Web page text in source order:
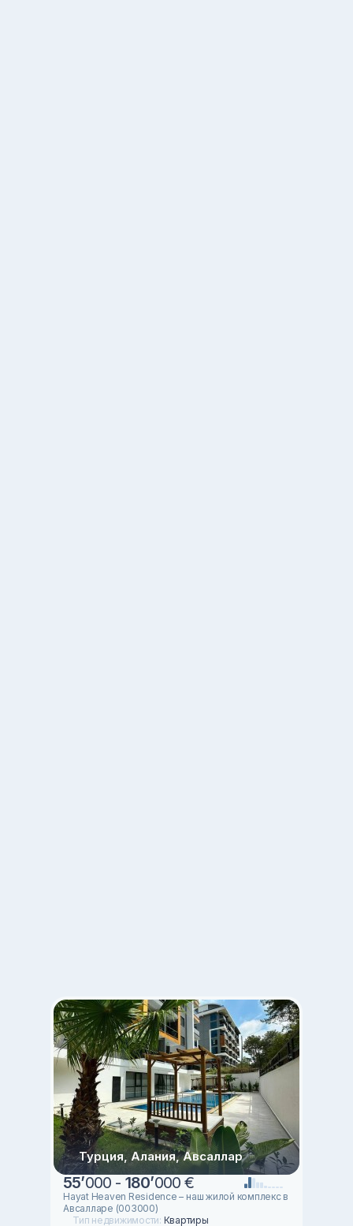
Турция, Алания, Авсаллар
55’000 - 180’000 €
Hayat Heaven Residence – наш жилой комплекс в
Авсалларе (003000)
Тип недвижимости: Квартиры